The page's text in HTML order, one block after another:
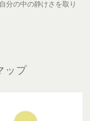
分の中の静けさを取り
ップ